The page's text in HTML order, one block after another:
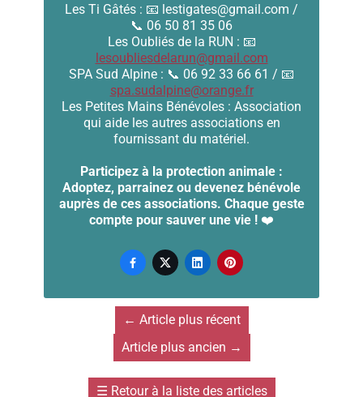
Les Ti Gâtés : 📧 lestigates@gmail.com /
📞 06 50 81 35 06
Les Oubliés de la RUN : 📧
lesoubliesdelarun@gmail.com
SPA Sud Alpine : 📞 06 92 33 66 61 / 📧
spa.sudalpine@orange.fr
Les Petites Mains Bénévoles : Association
qui aide les autres associations en
fournissant du matériel.
Participez à la protection animale :
Adoptez, parrainez ou devenez bénévole
auprès de ces associations. Chaque geste
compte pour sauver une vie ! ❤️
   
← Article plus récent
Article plus ancien →
☰ Retour à la liste des articles